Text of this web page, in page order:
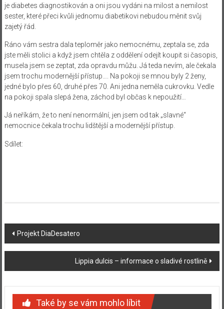
je diabetes diagnostikován a oni jsou vydáni na milost a nemilost
sester, které přeci kvůli jednomu diabetikovi nebudou měnit svůj
zajetý řád.
Ráno vám sestra dala teploměr jako nemocnému, zeptala se, zda
jste měli stolici a když jsem chtěla z oddělení odejít koupit si časopis,
musela jsem se zeptat, zda opravdu můžu. Já teda nevím, ale čekala
jsem trochu modernější přístup…. Na pokoji se mnou byly 2 ženy,
jedné bylo přes 60, druhé přes 70. Ani jedna neměla cukrovku. Vedle
na pokoji spala slepá žena, záchod byl občas k nepoužití…
Já neříkám, že to není nenormální, jen jsem od tak „slavné“
nemocnice čekala trochu lidštější a modernější přístup.
Sdílet:
Navigace
příspěvku
Projekt DiaDesatero
Lippia dulcis – informace o sladivé rostlině
Také by se vám mohlo líbit